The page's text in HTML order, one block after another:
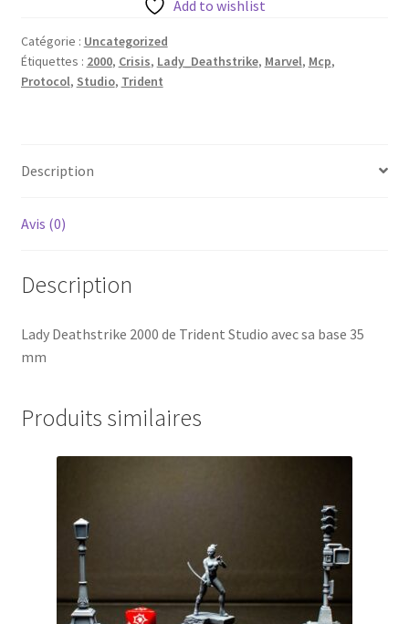
Trident
Studio
avec
35
Add to wishlist
Catégorie : Uncategorized
Étiquettes : 2000, Crisis, Lady_Deathstrike, Marvel, Mcp,
Protocol, Studio, Trident
Description
Avis (0)
Description
Lady Deathstrike 2000 de Trident Studio avec sa base 35
mm
Produits similaires